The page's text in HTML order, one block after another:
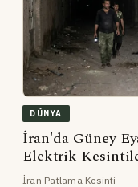
DÜNYA
İran'da Güney
Elektrik
İran Patlama Kesinti